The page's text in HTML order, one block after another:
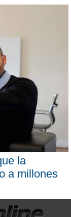
la
a millones